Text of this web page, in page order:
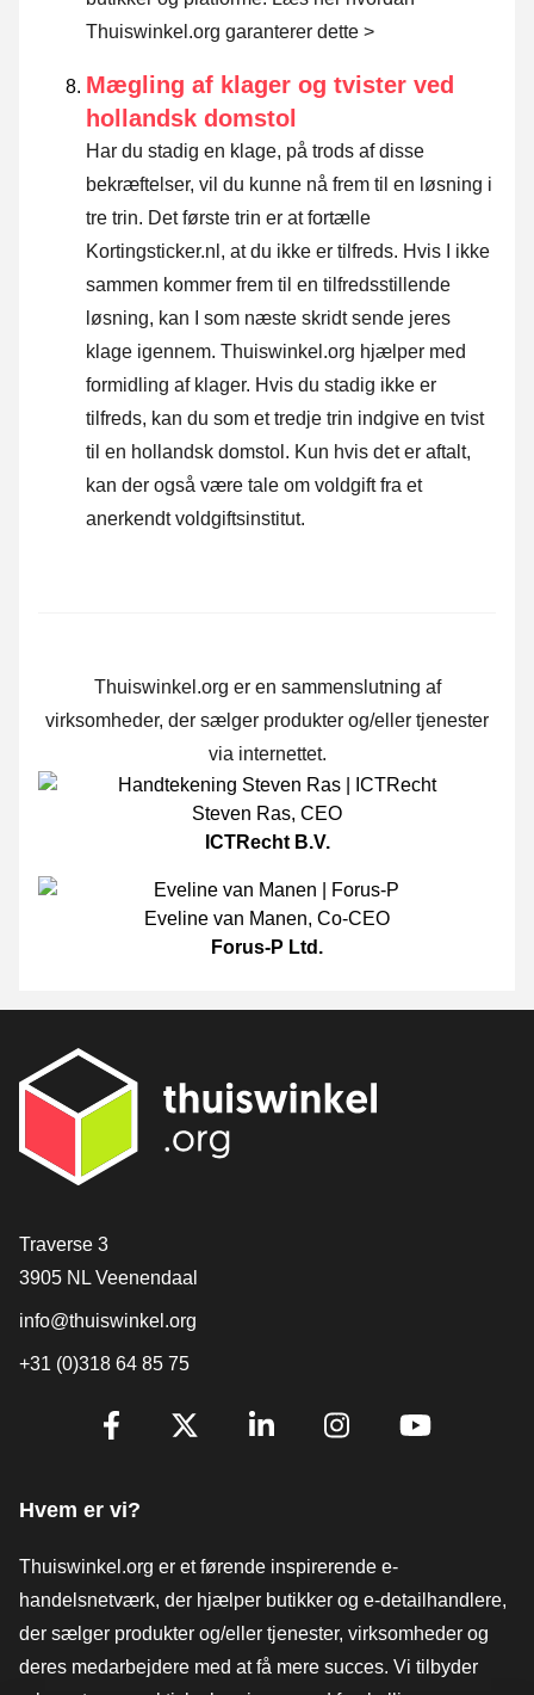
Thuiswinkel.org garanterer dette >
Mægling af klager og tvister ved
hollandsk domstol
Har du stadig en klage, på trods af disse
bekræftelser, vil du kunne nå frem til en løsning i
tre trin. Det første trin er at fortælle
Kortingsticker.nl, at du ikke er tilfreds. Hvis I ikke
sammen kommer frem til en tilfredsstillende
løsning, kan I som næste skridt sende jeres
klage igennem. Thuiswinkel.org hjælper med
formidling af klager. Hvis du stadig ikke er
tilfreds, kan du som et tredje trin indgive en tvist
til en hollandsk domstol. Kun hvis det er aftalt,
kan der også være tale om voldgift fra et
anerkendt voldgiftsinstitut.
Thuiswinkel.org er en sammenslutning af
virksomheder, der sælger produkter og/eller tjenester
via internettet.
Steven Ras, CEO
ICTRecht B.V.
Eveline van Manen, Co-CEO
Forus-P Ltd.
[_General:Contact]
Traverse 3
3905 NL Veenendaal
info@thuiswinkel.org
+31 (0)318 64 85 75
[_General:SocialMediaTitle]
Hvem er vi?
Thuiswinkel.org er et førende inspirerende e-
handelsnetværk, der hjælper butikker og e-detailhandlere,
der sælger produkter og/eller tjenester, virksomheder og
deres medarbejdere med at få mere succes. Vi tilbyder